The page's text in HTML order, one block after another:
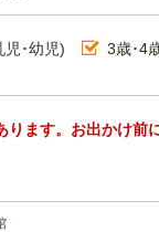
児･幼児) 3歳･4
ます。お出かけ前